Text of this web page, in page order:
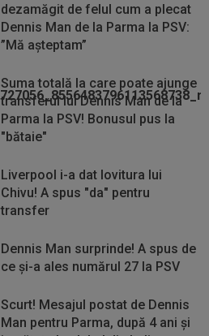
dezamăgit de felul cum a plecat
Dennis Man de la Parma la PSV:
”Mă așteptam”
Suma totală la care poate ajunge
transferul lui Dennis Man de la
Parma la PSV! Bonusul pus la
"bătaie"
Liverpool i-a dat lovitura lui
Chivu! A spus "da" pentru
transfer
Dennis Man surprinde! A spus de
ce și-a ales numărul 27 la PSV
Scurt! Mesajul postat de Dennis
Man pentru Parma, după 4 ani și